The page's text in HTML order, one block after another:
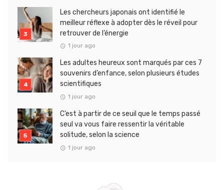
Les chercheurs japonais ont identifié le
meilleur réflexe à adopter dès le réveil pour
retrouver de l’énergie
1 jour ago
Les adultes heureux sont marqués par ces 7
souvenirs d’enfance, selon plusieurs études
scientifiques
1 jour ago
C’est à partir de ce seuil que le temps passé
seul va vous faire ressentir la véritable
solitude, selon la science
1 jour ago